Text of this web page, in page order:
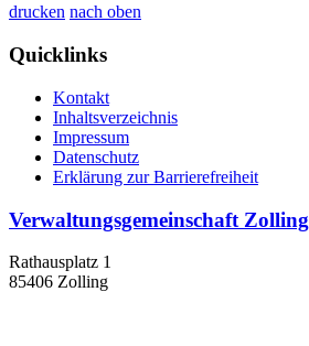
drucken nach oben
Quicklinks
Kontakt
Inhaltsverzeichnis
Impressum
Datenschutz
Erklärung zur Barrierefreiheit
Verwaltungsgemeinschaft Zolling
Rathausplatz 1
85406 Zolling